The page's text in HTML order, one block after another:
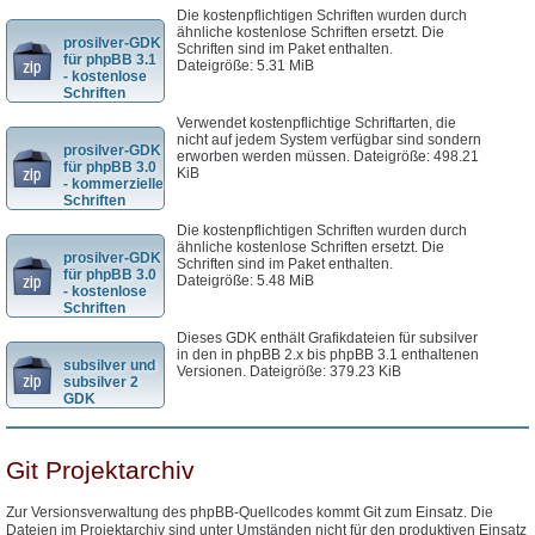
prosilver-GDK
für phpBB 3.1
- kostenlose
Schriften
Die kostenpflichtigen Schriften wurden durch
ähnliche kostenlose Schriften ersetzt. Die
Schriften sind im Paket enthalten.
Dateigröße: 5.31 MiB
prosilver-GDK
für phpBB 3.0
- kommerzielle
Schriften
Verwendet kostenpflichtige Schriftarten, die
nicht auf jedem System verfügbar sind sondern
erworben werden müssen. Dateigröße: 498.21
KiB
prosilver-GDK
für phpBB 3.0
- kostenlose
Schriften
Die kostenpflichtigen Schriften wurden durch
ähnliche kostenlose Schriften ersetzt. Die
Schriften sind im Paket enthalten.
Dateigröße: 5.48 MiB
subsilver und
subsilver 2
GDK
Dieses GDK enthält Grafikdateien für subsilver
in den in phpBB 2.x bis phpBB 3.1 enthaltenen
Versionen. Dateigröße: 379.23 KiB
Git Projektarchiv
Zur Versionsverwaltung des phpBB-Quellcodes kommt Git zum Einsatz. Die
Dateien im Projektarchiv sind unter Umständen nicht für den produktiven Einsatz